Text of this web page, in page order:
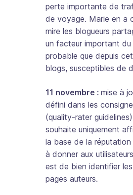
perte importante de
de voyage. Marie en a
mire les blogueurs
un facteur important
probable que depuis
blogs, susceptibles de
11 novembre : mise à
défini dans les
(quality-rater guidelines
souhaite uniquement
la base de la réputation
à donner aux
est de bien identifier
pages auteurs.